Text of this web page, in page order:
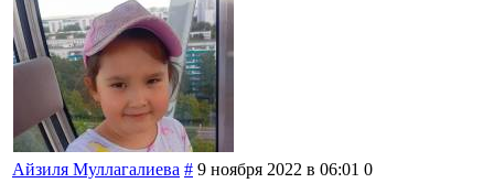
Айзиля Муллагалиева # 9 ноября 2022 в 06:01 0